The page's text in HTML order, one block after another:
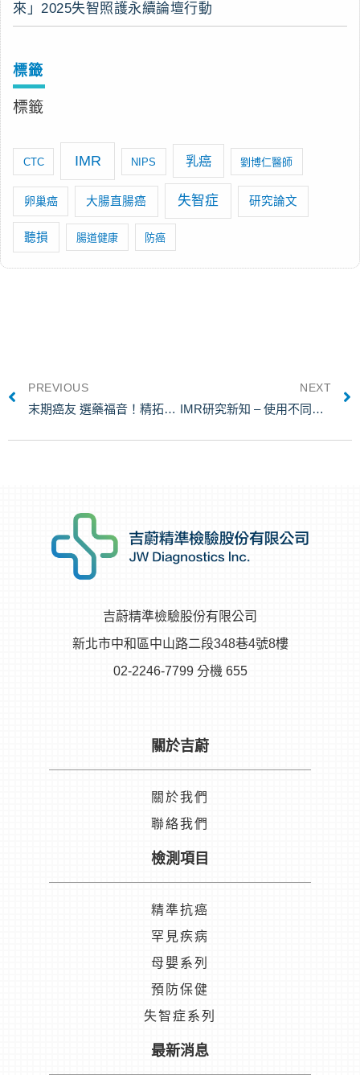
來」2025失智照護永續論壇行動
標籤
標籤
CTC IMR NIPS 乳癌 劉博仁醫師
卵巢癌 大腸直腸癌 失智症 研究論文
聽損 腸道健康 防癌
PREVIOUS
末期癌友 選藥福音！精拓獨家體外藥篩技術
NEXT
IMR研究新知 – 使用不同的離心溫度製備血漿檢體，會造成alpha-突觸核蛋白的IMR測量結果有差異
吉蔚精準檢驗股份有限公司
新北市中和區中山路二段348巷4號8樓
02-2246-7799 分機 655
關於吉蔚
關於我們
聯絡我們
檢測項目
精準抗癌
罕見疾病
母嬰系列
預防保健
失智症系列
最新消息